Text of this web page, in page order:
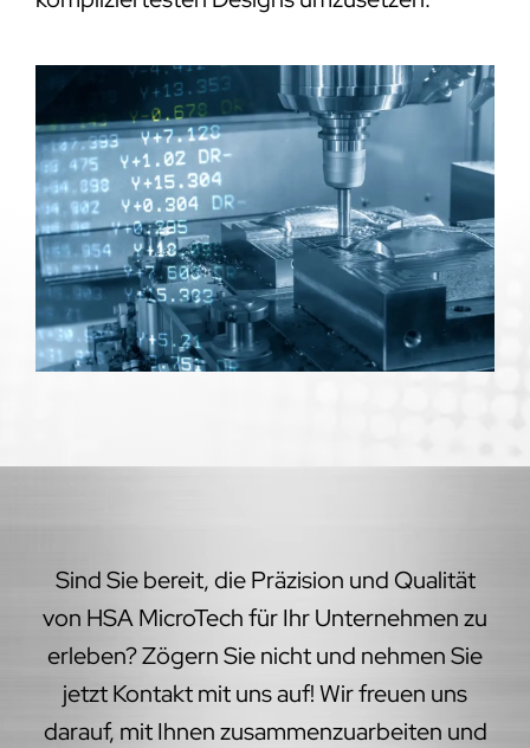
Sind Sie bereit, die Präzision und Qualität
von HSA MicroTech für Ihr Unternehmen zu
erleben? Zögern Sie nicht und nehmen Sie
jetzt Kontakt mit uns auf! Wir freuen uns
darauf, mit Ihnen zusammenzuarbeiten und